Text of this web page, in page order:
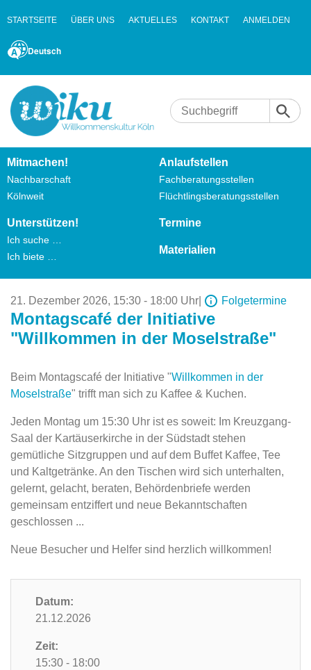
STARTSEITE ÜBER UNS AKTUELLES KONTAKT ANMELDEN
Deutsch
Mitmachen!
Nachbarschaft
Kölnweit
Anlaufstellen
Fachberatungsstellen
Flüchtlingsberatungsstellen
Unterstützen!
Ich suche …
Ich biete …
Termine
Materialien
21. Dezember 2026, 15:30 - 18:00 Uhr Folgetermine
Montagscafé der Initiative
"Willkommen in der Moselstraße"
Beim Montagscafé der Initiative "Willkommen in der
Moselstraße" trifft man sich zu Kaffee & Kuchen.
Jeden Montag um 15:30 Uhr ist es soweit: Im Kreuzgang-
Saal der Kartäuserkirche in der ‎Südstadt stehen
gemütliche Sitzgruppen und auf dem Buffet Kaffee, ‎Tee
und Kaltgetränke. An den Tischen wird sich unterhalten,
gelernt, gelacht, beraten, Behördenbriefe werden
gemeinsam entziffert und neue Bekanntschaften
‎geschlossen ...‎
Neue Besucher und Helfer sind herzlich willkommen!
Datum:
21.12.2026
Zeit:
15:30 - 18:00